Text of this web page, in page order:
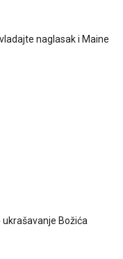
naglasak i Maine
Božića